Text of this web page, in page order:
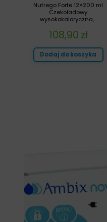
Nutrego Forte 12×200 ml
Czekoladowy
wysokokaloryczna,...
108,90 zł
Dodaj do koszyka